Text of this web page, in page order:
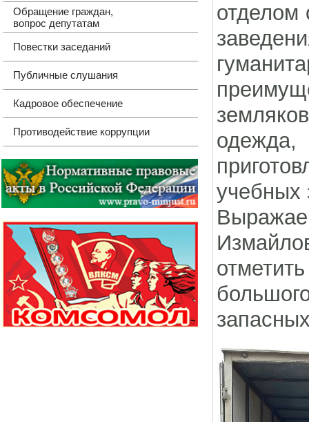
Обращение граждан,
вопрос депутатам
Повестки заседаний
Публичные слушания
Кадровое обеспечение
Противодействие коррупции
отделом
одежда,
учебных